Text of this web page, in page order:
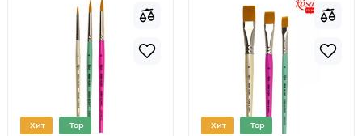
Хит Top Хит Top